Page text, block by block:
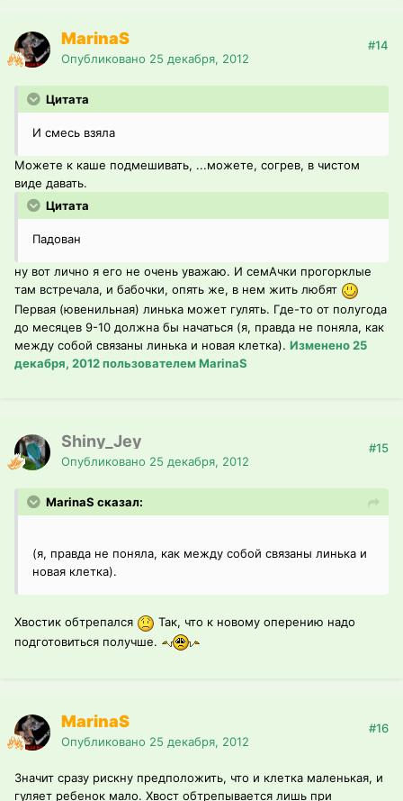
MarinaS
Опубликовано 25 декабря, 2012
#14
Цитата
И смесь взяла
Можете к каше подмешивать, ...можете, согрев, в чистом
виде давать.
Цитата
Падован
ну вот лично я его не очень уважаю. И семАчки прогорклые
там встречала, и бабочки, опять же, в нем жить любят
Первая (ювенильная) линька может гулять. Где-то от полугода
до месяцев 9-10 должна бы начаться (я, правда не поняла, как
между собой связаны линька и новая клетка). Изменено25
декабря, 2012пользователем MarinaS
Shiny_Jey
Опубликовано 25 декабря, 2012
#15
MarinaS сказал:
(я, правда не поняла, как между собой связаны линька и
новая клетка).
Хвостик обтрепался
Так, что к новому оперению надо
подготовиться получше.
MarinaS
Опубликовано 25 декабря, 2012
#16
Значит сразу рискну предположить, что и клетка маленькая, и
гуляет ребенок мало. Хвост обтрепывается лишь при